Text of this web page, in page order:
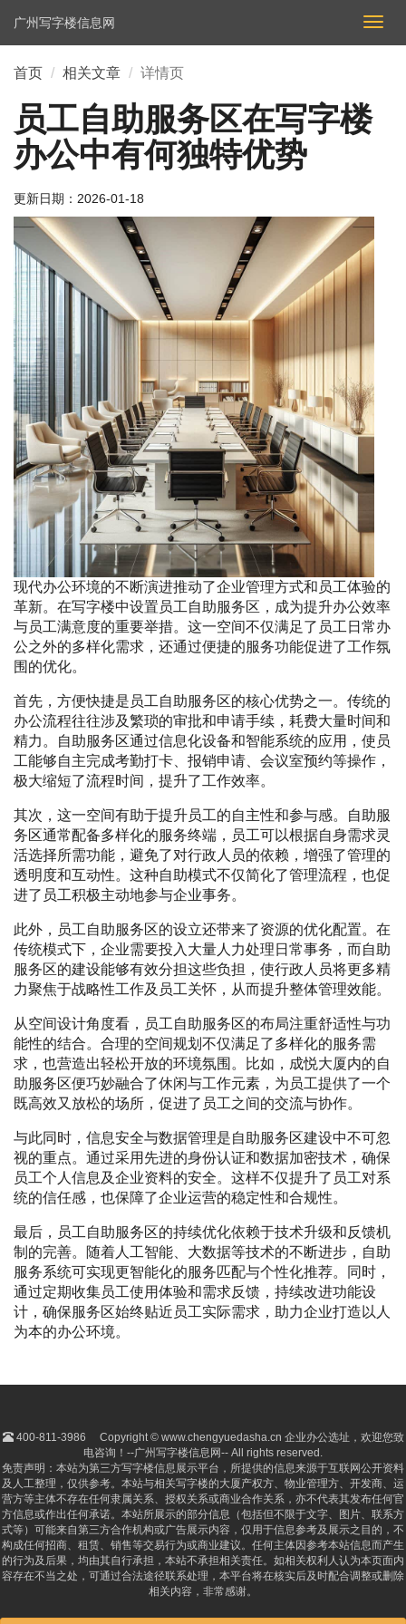
切
换
广州写字楼信息网
首页 相关文章 详情页
员工自助服务区在写字楼
办公中有何独特优势
更新日期： 2026-01-18
现代办公环境的不断演进推动了企业管理方式和员工体验的
革新。在写字楼中设置员工自助服务区，成为提升办公效率
与员工满意度的重要举措。这一空间不仅满足了员工日常办
公之外的多样化需求，还通过便捷的服务功能促进了工作氛
围的优化。
首先，方便快捷是员工自助服务区的核心优势之一。传统的
办公流程往往涉及繁琐的审批和申请手续，耗费大量时间和
精力。自助服务区通过信息化设备和智能系统的应用，使员
工能够自主完成考勤打卡、报销申请、会议室预约等操作，
极大缩短了流程时间，提升了工作效率。
其次，这一空间有助于提升员工的自主性和参与感。自助服
务区通常配备多样化的服务终端，员工可以根据自身需求灵
活选择所需功能，避免了对行政人员的依赖，增强了管理的
透明度和互动性。这种自助模式不仅简化了管理流程，也促
进了员工积极主动地参与企业事务。
此外，员工自助服务区的设立还带来了资源的优化配置。在
传统模式下，企业需要投入大量人力处理日常事务，而自助
服务区的建设能够有效分担这些负担，使行政人员将更多精
力聚焦于战略性工作及员工关怀，从而提升整体管理效能。
从空间设计角度看，员工自助服务区的布局注重舒适性与功
能性的结合。合理的空间规划不仅满足了多样化的服务需
求，也营造出轻松开放的环境氛围。比如，成悦大厦内的自
助服务区便巧妙融合了休闲与工作元素，为员工提供了一个
既高效又放松的场所，促进了员工之间的交流与协作。
与此同时，信息安全与数据管理是自助服务区建设中不可忽
视的重点。通过采用先进的身份认证和数据加密技术，确保
员工个人信息及企业资料的安全。这样不仅提升了员工对系
统的信任感，也保障了企业运营的稳定性和合规性。
最后，员工自助服务区的持续优化依赖于技术升级和反馈机
制的完善。随着人工智能、大数据等技术的不断进步，自助
服务系统可实现更智能化的服务匹配与个性化推荐。同时，
通过定期收集员工使用体验和需求反馈，持续改进功能设
计，确保服务区始终贴近员工实际需求，助力企业打造以人
为本的办公环境。
400-811-3986
Copyright © www.chengyuedasha.cn 企业办公选址，欢迎您致
电咨询！--广州写字楼信息网-- All rights reserved.
免责声明：本站为第三方写字楼信息展示平台，所提供的信息来源于互联网公开资料
及人工整理，仅供参考。本站与相关写字楼的大厦产权方、物业管理方、开发商、运
营方等主体不存在任何隶属关系、授权关系或商业合作关系，亦不代表其发布任何官
方信息或作出任何承诺。本站所展示的部分信息（包括但不限于文字、图片、联系方
式等）可能来自第三方合作机构或广告展示内容，仅用于信息参考及展示之目的，不
构成任何招商、租赁、销售等交易行为或商业建议。任何主体因参考本站信息而产生
的行为及后果，均由其自行承担，本站不承担相关责任。如相关权利人认为本页面内
容存在不当之处，可通过合法途径联系处理，本平台将在核实后及时配合调整或删除
相关内容，非常感谢。